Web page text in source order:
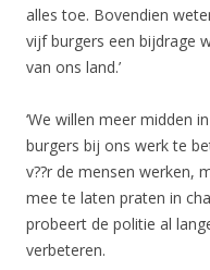
alles toe. Bovendien
vijf burgers een bijdrage
van ons land.’
‘We willen meer midden
burgers bij ons werk te
v??r de mensen werken,
mee te laten praten in
probeert de politie al
verbeteren.